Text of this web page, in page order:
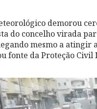
demorou
do concelho virada
mesmo a atingir
fonte da Proteção